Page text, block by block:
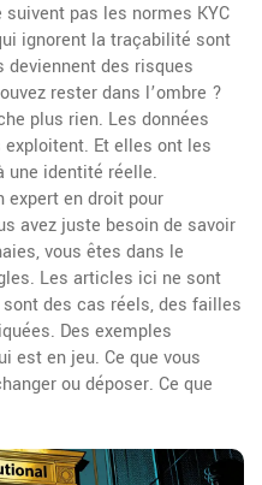
pas les normes KYC
ignorent la traçabilité sont
des risques
rester dans l’ombre ?
plus rien. Les données
Et elles ont les
une identité réelle.
expert en droit pour
avez juste besoin de savoir
vous êtes dans le
Les articles ici ne sont
des cas réels, des failles
Des exemples
est en jeu. Ce que vous
ou déposer. Ce que